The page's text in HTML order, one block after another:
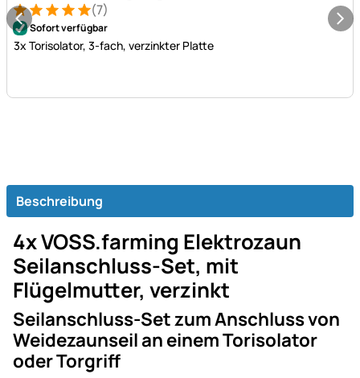
Bewertung: 5 von 5 (7 Bewertungen)
7 Bewertungen(7)
Sofort verfügbar
3x Torisolator, 3-fach, verzinkter Platte
Beschreibung
4x VOSS.farming Elektrozaun
Seilanschluss-Set, mit
Flügelmutter, verzinkt
Seilanschluss-Set zum Anschluss von
Weidezaunseil an einem Torisolator
oder Torgriff